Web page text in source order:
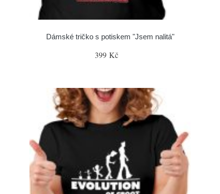
Dámské tričko s potiskem "Jsem nalitá"
399 Kč